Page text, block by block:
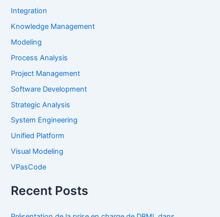
Integration
Knowledge Management
Modeling
Process Analysis
Project Management
Software Development
Strategic Analysis
System Engineering
Unified Platform
Visual Modeling
VPasCode
Recent Posts